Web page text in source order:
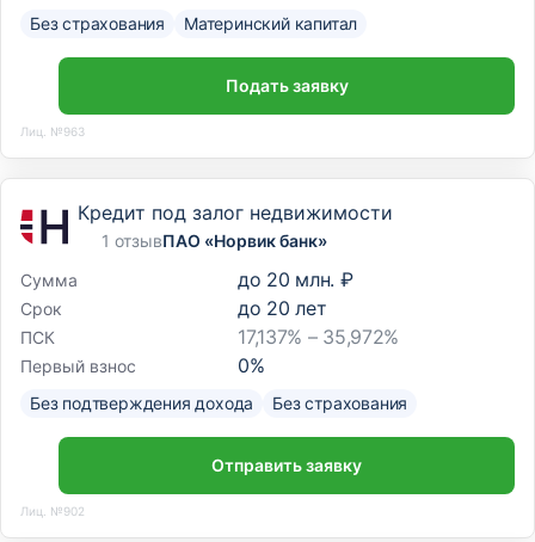
Без страхования Материнский капитал
Подать заявку
Лиц. №963
Кредит под залог недвижимости
1 отзывПАО «Норвик банк»
Сумма
до 20 млн. ₽
Срок до 20 лет
ПСК 17,137% – 35,972%
Первый взнос 0%
Без подтверждения дохода Без страхования
Отправить заявку
Лиц. №902